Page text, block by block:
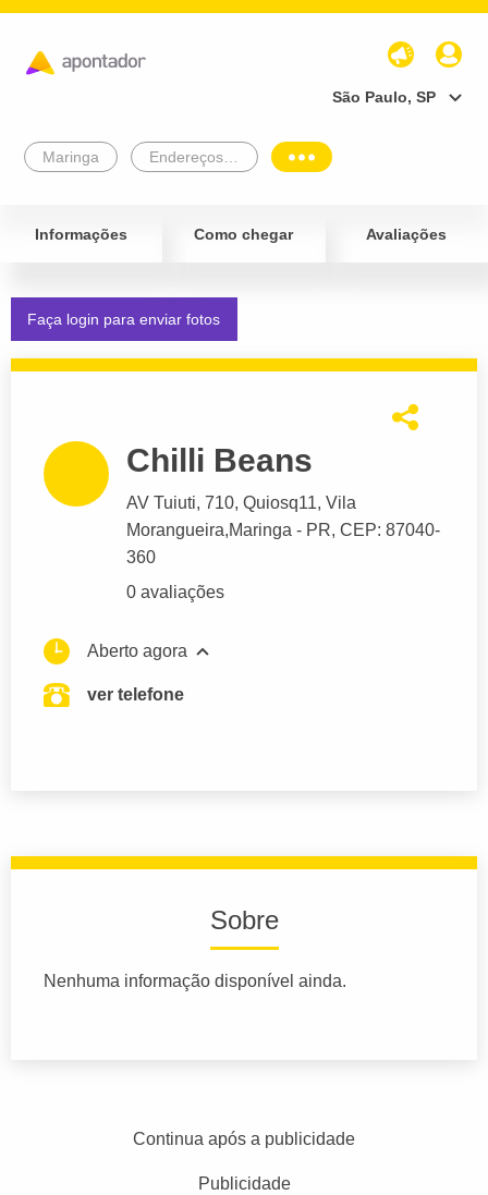
São Paulo, SP
Maringa
Informações Como chegar Avaliações
Faça login para enviar fotos
Chilli Beans
AV Tuiuti, 710, Quiosq11, Vila
Morangueira,Maringa - PR, CEP: 87040-
360
0 avaliações
Aberto agora
ver telefone
Sobre
Nenhuma informação disponível ainda.
Continua após a publicidade
Publicidade